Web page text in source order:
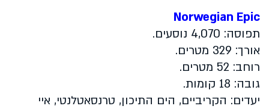
Norwegian Epic
תפוסה: 4,070 נוסעים.
אורך: 329 מטרים.
רוחב: 52 מטרים.
גובה: 18 קומות.
יעדים: הקריביים, הים התיכון, טרנסאטלנטי, איי